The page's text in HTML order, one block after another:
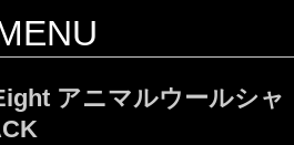
アニマルウールシャ